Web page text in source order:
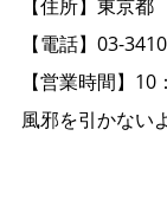
【住所】東京
【電話】03-
【営業時間】
風邪を引かない